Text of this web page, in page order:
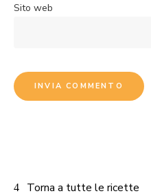
Sito web
Torna a tutte le ricette